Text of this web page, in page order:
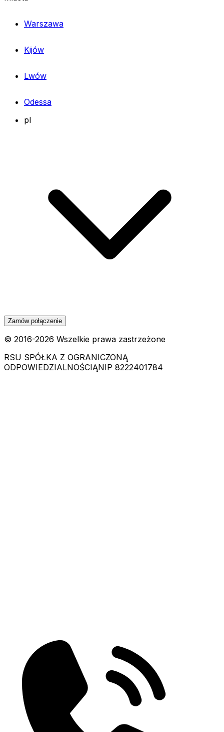
Warszawa
Kijów
Lwów
Odessa
pl
Zamów połączenie
© 2016-2026 Wszelkie prawa zastrzeżone
RSU SPÓŁKA Z OGRANICZONĄ
ODPOWIEDZIALNOŚCIĄNIP 8222401784